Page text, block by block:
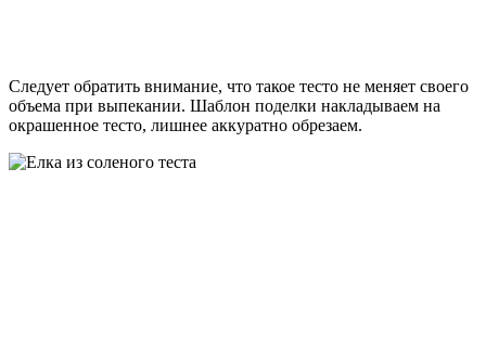
Следует обратить внимание, что такое тесто не меняет своего
объема при выпекании. Шаблон поделки накладываем на
окрашенное тесто, лишнее аккуратно обрезаем.